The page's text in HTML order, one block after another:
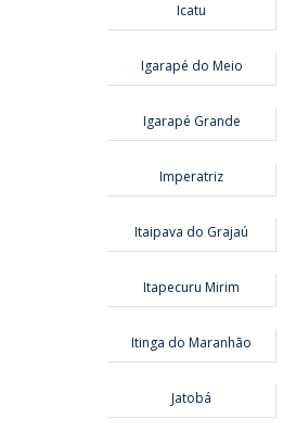
Icatu
Igarapé do Meio
Igarapé Grande
Imperatriz
Itaipava do Grajaú
Itapecuru Mirim
Itinga do Maranhão
Jatobá